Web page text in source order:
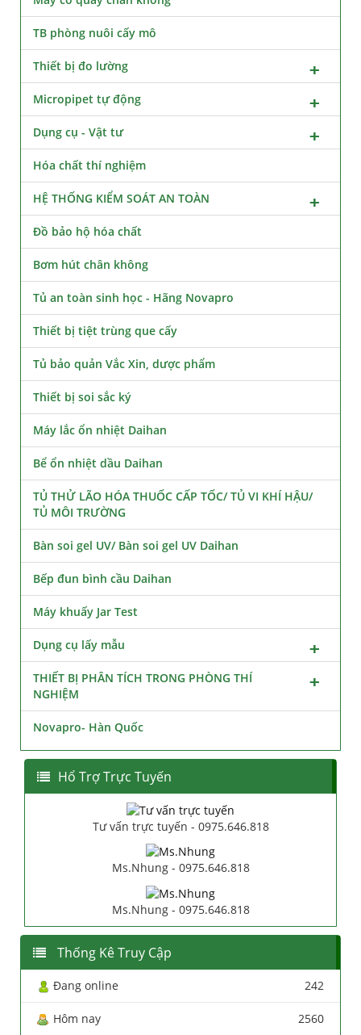
TB phòng nuôi cấy mô
Thiết bị đo lường
Micropipet tự động
Dụng cụ - Vật tư
Hóa chất thí nghiệm
HỆ THỐNG KIỂM SOÁT AN TOÀN
Đồ bảo hộ hóa chất
Bơm hút chân không
Tủ an toàn sinh học - Hãng Novapro
Thiết bị tiệt trùng que cấy
Tủ bảo quản Vắc Xin, dược phẩm
Thiết bị soi sắc ký
Máy lắc ổn nhiệt Daihan
Bể ổn nhiệt dầu Daihan
TỦ THỬ LÃO HÓA THUỐC CẤP TỐC/ TỦ VI KHÍ HẬU/
TỦ MÔI TRƯỜNG
Bàn soi gel UV/ Bàn soi gel UV Daihan
Bếp đun bình cầu Daihan
Máy khuấy Jar Test
Dụng cụ lấy mẫu
THIẾT BỊ PHÂN TÍCH TRONG PHÒNG THÍ
NGHIỆM
Novapro- Hàn Quốc
Hổ Trợ Trực Tuyến
Tư vấn trực tuyến - 0975.646.818
Ms.Nhung - 0975.646.818
Ms.Nhung - 0975.646.818
Thống Kê Truy Cập
Đang online 242
Hôm nay 2560